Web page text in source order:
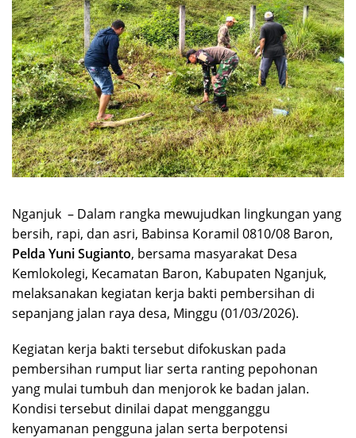
Nganjuk – Dalam rangka mewujudkan lingkungan yang
bersih, rapi, dan asri, Babinsa Koramil 0810/08 Baron,
Pelda Yuni Sugianto, bersama masyarakat Desa
Kemlokolegi, Kecamatan Baron, Kabupaten Nganjuk,
melaksanakan kegiatan kerja bakti pembersihan di
sepanjang jalan raya desa, Minggu (01/03/2026).
Kegiatan kerja bakti tersebut difokuskan pada
pembersihan rumput liar serta ranting pepohonan
yang mulai tumbuh dan menjorok ke badan jalan.
Kondisi tersebut dinilai dapat mengganggu
kenyamanan pengguna jalan serta berpotensi